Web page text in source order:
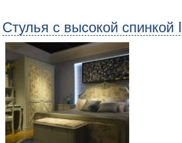
Стулья с высокой спинкой